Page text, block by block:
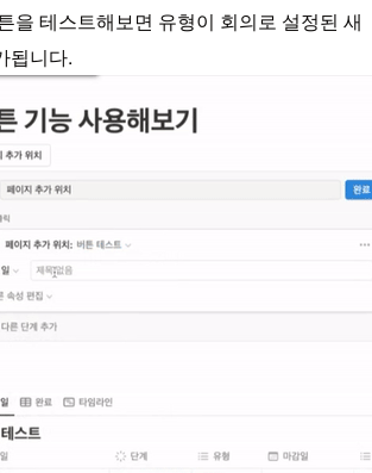
을 테스트해보면 유형이 회의로 설정된 새
됩니다.